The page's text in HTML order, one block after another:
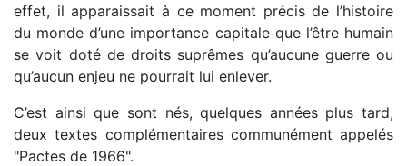
effet, il apparaissait à ce moment précis de l’histoire
du monde d’une importance capitale que l’être humain
se voit doté de droits suprêmes qu’aucune guerre ou
qu’aucun enjeu ne pourrait lui enlever.
C’est ainsi que sont nés, quelques années plus tard,
deux textes complémentaires communément appelés
"Pactes de 1966".